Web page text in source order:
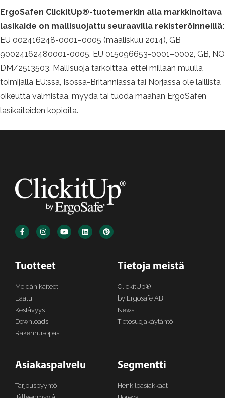
ErgoSafen ClickitUp®-tuotemerkin alla markkinoitava
lasikaide on mallisuojattu seuraavilla rekisteröinneillä:
EU 002416248-0001–0005 (maaliskuu 2014), GB
90024162480001-0005, EU 015096653-0001–0002, GB, NO
DM/2513503. Mallisuoja tarkoittaa, ettei millään muulla
toimijalla EU:ssa, Isossa-Britanniassa tai Norjassa ole laillista
oikeutta valmistaa, myydä tai tuoda maahan ErgoSafen
lasikaiteiden kopioita.
Asiakaspalvelu
Tarjouspyyntö
Tuotteet
Meidän kaiteet
Laatu
Kestävyys
Downloads
Rakennusopas
Tietoja meistä
ClickitUp®
by Ergosafe AB
News
Tietosuojakäytäntö
Segmentti
Henkilöasiakkaat